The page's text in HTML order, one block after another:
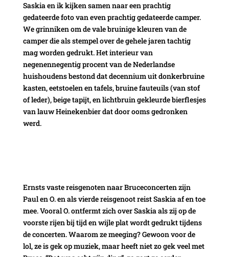
Saskia en ik kijken samen naar een prachtig
gedateerde foto van even prachtig gedateerde camper.
We grinniken om de vale bruinige kleuren van de
camper die als stempel over de gehele jaren tachtig
mag worden gedrukt. Het interieur van
negenennegentig procent van de Nederlandse
huishoudens bestond dat decennium uit donkerbruine
kasten, eetstoelen en tafels, bruine fauteuils (van stof
of leder), beige tapijt, en lichtbruin gekleurde bierflesjes
van lauw Heinekenbier dat door ooms gedronken
werd.
Ernsts vaste reisgenoten naar Bruceconcerten zijn
Paul en O. en als vierde reisgenoot reist Saskia af en toe
mee. Vooral O. ontfermt zich over Saskia als zij op de
voorste rijen bij tijd en wijle plat wordt gedrukt tijdens
de concerten. Waarom ze meeging? Gewoon voor de
lol, ze is gek op muziek, maar heeft niet zo gek veel met